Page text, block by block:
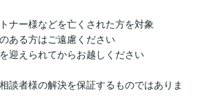
ナー様などを亡くされた方を対象
ある方はご遠慮ください
迎えられてからお越しください
談者様の解決を保証するものではありま